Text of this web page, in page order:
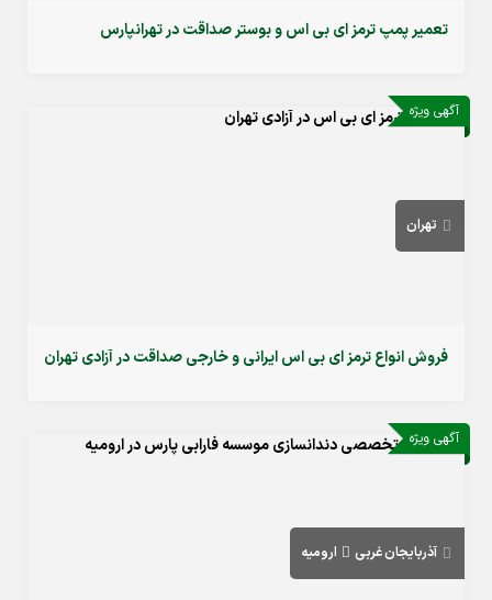
تعمیر پمپ ترمز ای بی اس و بوستر صداقت در تهرانپارس
آگهی ویژه
تهران
فروش انواع ترمز ای بی اس ایرانی و خارجی صداقت در آزادی تهران
آگهی ویژه
آذربایجان غربی ارومیه